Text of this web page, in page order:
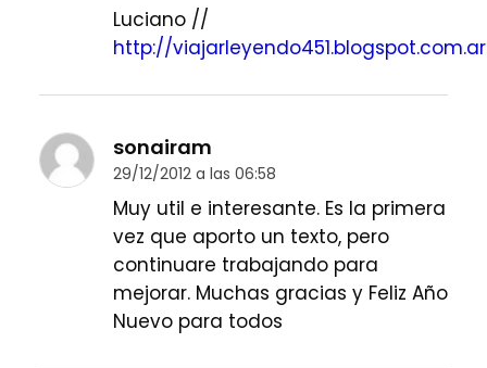
Luciano //
http://
sonairam
29/12/2012 a las 06:58
Muy util e interesante. Es la primera
vez que aporto un texto, pero
continuare trabajando para
mejorar. Muchas gracias y Feliz Año
Nuevo para todos